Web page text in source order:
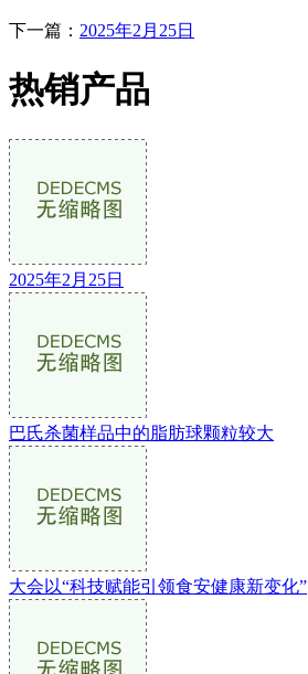
下一篇： 2025年2月25日
热销产品
2025年2月25日
巴氏杀菌样品中的脂肪球颗粒较大
大会以“科技赋能引领食安健康新变化”